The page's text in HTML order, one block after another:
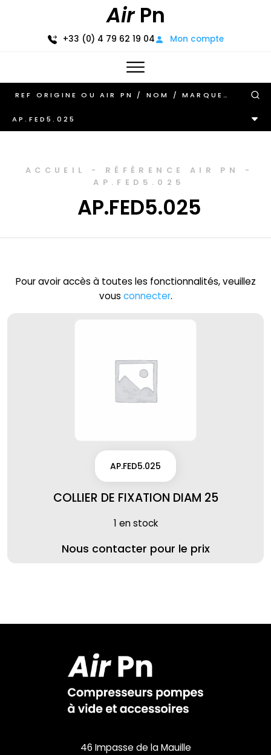
AirPn
+33 (0) 4 79 62 19 04 Mon compte
AP.FED5.025
ACCUEIL - RÉFÉRENCE AIR PN
-
AP.FED5.025
AP.FED5.025
Pour avoir accès à toutes les fonctionnalités, veuillez
vous connecter.
AP.FED5.025
COLLIER DE FIXATION DIAM 25
1 en stock
Nous contacter pour le prix
46 Impasse de la Mauille